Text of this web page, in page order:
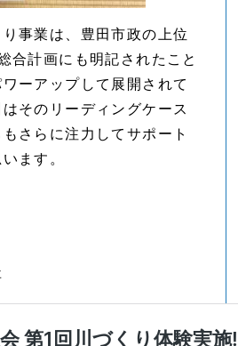
事業は、豊田市政の上位
合計画にも明記されたこと
ーアップして展開されて
そのリーディングケース
さらに注力してサポート
ます。